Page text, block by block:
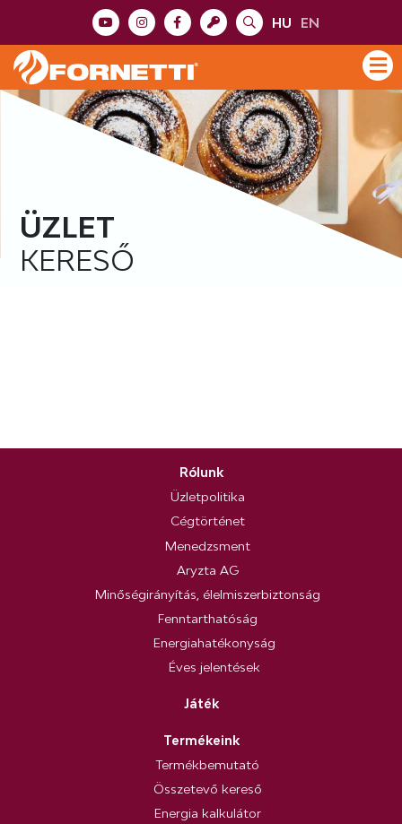
HU EN
ÜZLET
KERESŐ
Rólunk
Üzletpolitika
Cégtörténet
Menedzsment
Aryzta AG
Minőségirányítás, élelmiszerbiztonság
Fenntarthatóság
Energiahatékonyság
Éves jelentések
Játék
Termékeink
Termékbemutató
Összetevő kereső
Energia kalkulátor